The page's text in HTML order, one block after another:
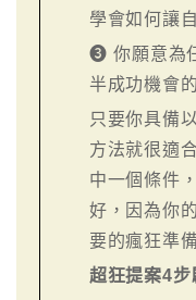
學會如何讓
❸ 你願意為
半成功機會
只要你具備
方法就很適
中一個條件
好，因為你
要的瘋狂準
超狂提案4步